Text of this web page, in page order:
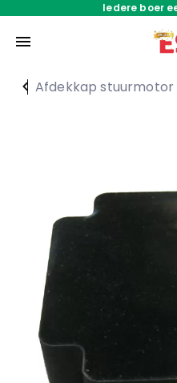
Iedere boer
Oplossingen
Servicedienst
Over ons
Werken bij
Afdekkap stuurmotor